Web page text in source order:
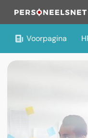
Voorpagina